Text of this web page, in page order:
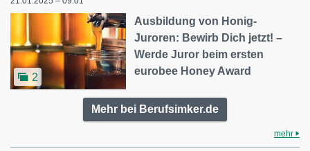
2
Ausbildung von Honig-
Juroren: Bewirb Dich jetzt! –
Werde Juror beim ersten
eurobee Honey Award
Mehr bei Berufsimker.de
mehr